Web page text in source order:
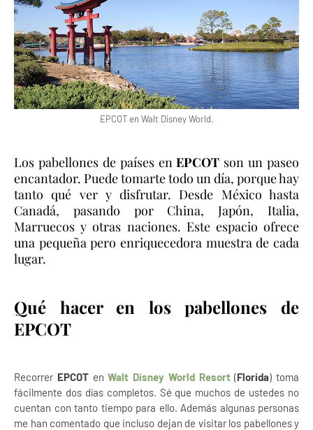
EPCOT en Walt Disney World.
Los pabellones de países enEPCOT son un paseo
encantador. Puede tomarte todo un día, porque hay
tanto qué ver y disfrutar. Desde México hasta
Canadá, pasando por China, Japón, Italia,
Marruecos y otras naciones. Este espacio ofrece
una pequeña pero enriquecedora muestra de cada
lugar.
Qué hacer en los pabellones de
EPCOT
Recorrer EPCOTenWalt Disney World Resort (Florida) toma
fácilmente dos días completos. Sé que muchos de ustedes no
cuentan con tanto tiempo para ello. Además algunas personas
me han comentado que incluso dejan de visitar los pabellones y